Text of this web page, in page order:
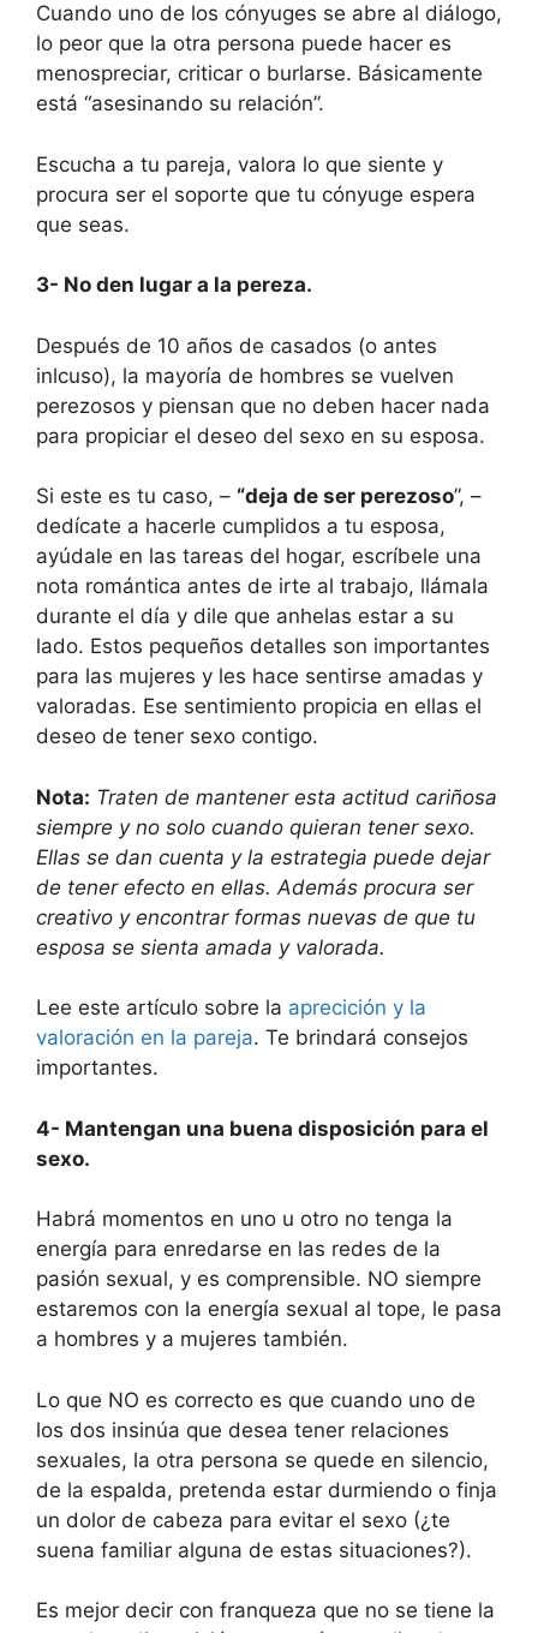
Cuando uno de los cónyuges se abre al diálogo,
lo peor que la otra persona puede hacer es
menospreciar, criticar o burlarse. Básicamente
está “asesinando su relación”.
Escucha a tu pareja, valora lo que siente y
procura ser el soporte que tu cónyuge espera
que seas.
3- No den lugar a la pereza.
Después de 10 años de casados (o antes
inlcuso), la mayoría de hombres se vuelven
perezosos y piensan que no deben hacer nada
para propiciar el deseo del sexo en su esposa.
Si este es tu caso, – “deja de ser perezoso”, –
dedícate a hacerle cumplidos a tu esposa,
ayúdale en las tareas del hogar, escríbele una
nota romántica antes de irte al trabajo, llámala
durante el día y dile que anhelas estar a su
lado. Estos pequeños detalles son importantes
para las mujeres y les hace sentirse amadas y
valoradas. Ese sentimiento propicia en ellas el
deseo de tener sexo contigo.
Nota: Traten de mantener esta actitud cariñosa
siempre y no solo cuando quieran tener sexo.
Ellas se dan cuenta y la estrategia puede dejar
de tener efecto en ellas. Además procura ser
creativo y encontrar formas nuevas de que tu
esposa se sienta amada y valorada.
Lee este artículo sobre la aprecición y la
valoración en la pareja. Te brindará consejos
importantes.
4- Mantengan una buena disposición para el
sexo.
Habrá momentos en uno u otro no tenga la
energía para enredarse en las redes de la
pasión sexual, y es comprensible. NO siempre
estaremos con la energía sexual al tope, le pasa
a hombres y a mujeres también.
Lo que NO es correcto es que cuando uno de
los dos insinúa que desea tener relaciones
sexuales, la otra persona se quede en silencio,
de la espalda, pretenda estar durmiendo o finja
un dolor de cabeza para evitar el sexo (¿te
suena familiar alguna de estas situaciones?).
Es mejor decir con franqueza que no se tiene la